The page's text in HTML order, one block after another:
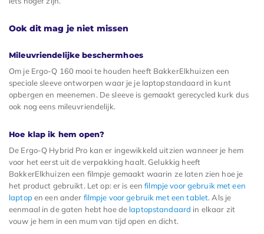
Ook dit mag je niet missen
Mileuvriendelijke beschermhoes
Om je Ergo-Q 160 mooi te houden heeft BakkerElkhuizen een
speciale sleeve ontworpen waar je je laptopstandaard in kunt
opbergen en meenemen. De sleeve is gemaakt gerecycled kurk dus
ook nog eens mileuvriendelijk.
Hoe klap ik hem open?
De Ergo-Q Hybrid Pro kan er ingewikkeld uitzien wanneer je hem
voor het eerst uit de verpakking haalt. Gelukkig heeft
BakkerElkhuizen een filmpje gemaakt waarin ze laten zien hoe je
het product gebruikt. Let op: er is eenfilmpje voor gebruik met een
laptopen een ander filmpje voor gebruik met een tablet. Als je
eenmaal in de gaten hebt hoe de laptopstandaard in elkaar zit
vouw je hem in een mum van tijd open en dicht.